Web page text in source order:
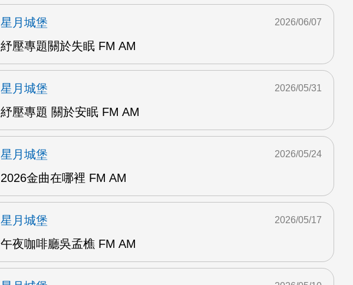
星月城堡
紓壓專題關於失眠 FM AM
2026/06/07
星月城堡
紓壓專題 關於安眠 FM AM
2026/05/31
星月城堡
2026金曲在哪裡 FM AM
2026/05/24
星月城堡
午夜咖啡廳吳孟樵 FM AM
2026/05/17